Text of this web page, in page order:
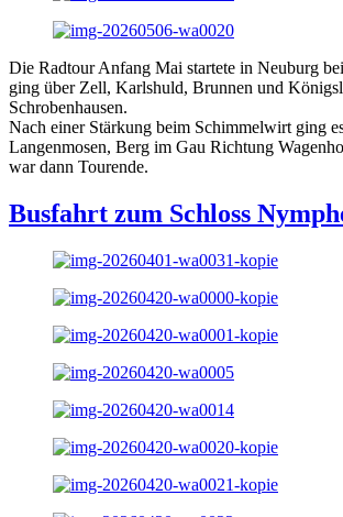
Die Radtour Anfang Mai startete in Neuburg
ging über Zell, Karlshuld, Brunnen und
Schrobenhausen.
Nach einer Stärkung beim Schimmelwirt ging
Langenmosen, Berg im Gau Richtung
war dann Tourende.
Busfahrt zum Schloss